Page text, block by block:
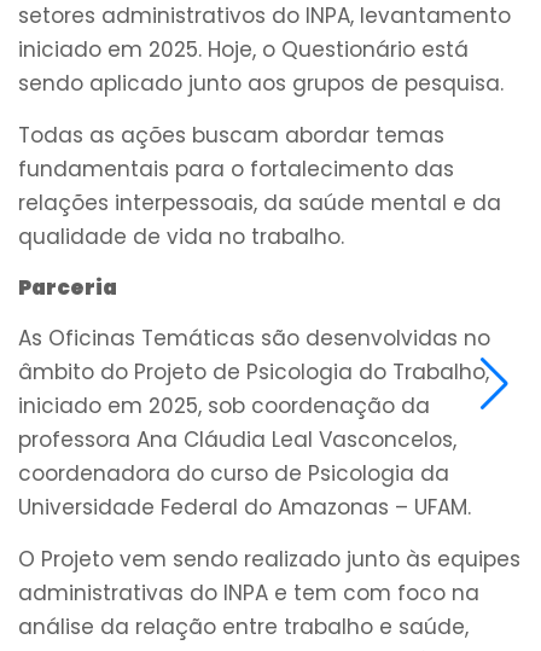
setores administrativos do INPA, levantamento
iniciado em 2025. Hoje, o Questionário está
sendo aplicado junto aos grupos de pesquisa.
Todas as ações buscam abordar temas
fundamentais para o fortalecimento das
relações interpessoais, da saúde mental e da
qualidade de vida no trabalho.
Parceria
As Oficinas Temáticas são desenvolvidas no
âmbito do Projeto de Psicologia do Trabalho,
iniciado em 2025, sob coordenação da
professora Ana Cláudia Leal Vasconcelos,
coordenadora do curso de Psicologia da
Universidade Federal do Amazonas – UFAM.
O Projeto vem sendo realizado junto às equipes
administrativas do INPA e tem com foco na
análise da relação entre trabalho e saúde,